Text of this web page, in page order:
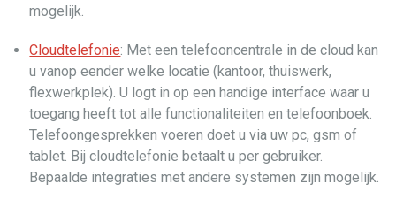
mogelijk.
Cloudtelefonie: Met een telefooncentrale in de cloud kan
u vanop eender welke locatie (kantoor, thuiswerk,
flexwerkplek). U logt in op een handige interface waar u
toegang heeft tot alle functionaliteiten en telefoonboek.
Telefoongesprekken voeren doet u via uw pc, gsm of
tablet. Bij cloudtelefonie betaalt u per gebruiker.
Bepaalde integraties met andere systemen zijn mogelijk.